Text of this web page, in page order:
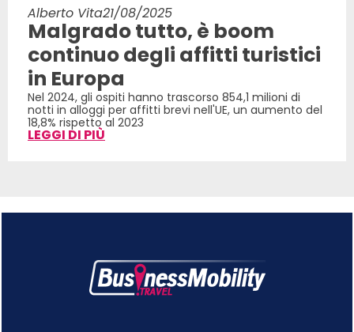
Alberto Vita21/08/2025
Malgrado tutto, è boom
continuo degli affitti turistici
in Europa
Nel 2024, gli ospiti hanno trascorso 854,1 milioni di
notti in alloggi per affitti brevi nell'UE, un aumento del
18,8% rispetto al 2023
LEGGI DI PIÙ